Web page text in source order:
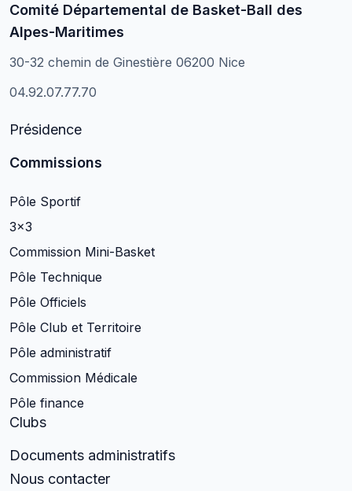
Comité Départemental de Basket-Ball des
Alpes-Maritimes
30-32 chemin de Ginestière 06200 Nice
04.92.07.77.70
Présidence
Commissions
Pôle Sportif
3×3
Commission Mini-Basket
Pôle Technique
Pôle Officiels
Pôle Club et Territoire
Pôle administratif
Commission Médicale
Pôle finance
Clubs
Documents administratifs
Nous contacter